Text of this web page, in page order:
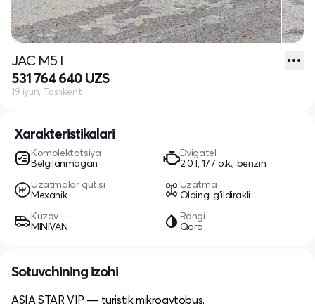
Xarakteristikalari
Komplektatsiya
Belgilanmagan
Dvigatel
2.0 l, 177 o.k., benzin
Uzatmalar qutisi
Mexanik
Uzatma
Oldingi g'ildirakli
Kuzov
MINIVAN
Rangi
Qora
JAC M5 I
531 764 640 UZS
19 iyun, Toshkent
Sotuvchining izohi
ASIA STAR VIP — turistik mikroavtobus.